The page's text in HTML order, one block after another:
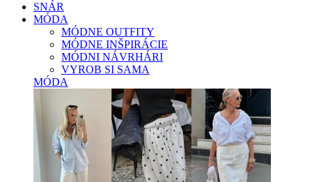
SNÁR
MÓDA
MÓDNE OUTFITY
MÓDNE INŠPIRÁCIE
MÓDNI NÁVRHÁRI
VYROB SI SAMA
MÓDA